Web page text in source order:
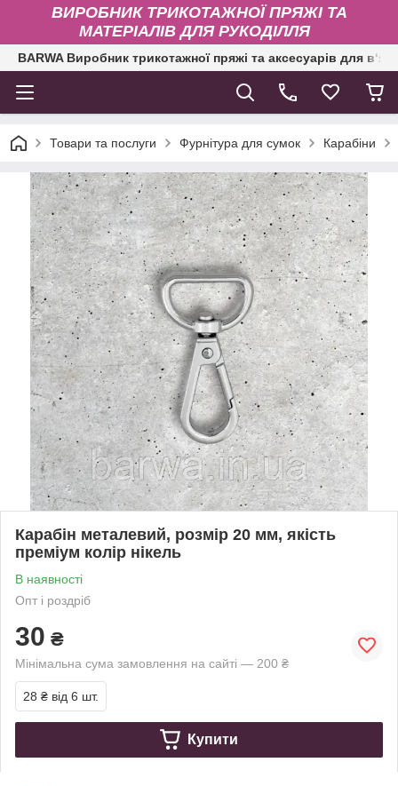
ВИРОБНИК ТРИКОТАЖНОЇ ПРЯЖІ ТА
МАТЕРІАЛІВ ДЛЯ РУКОДІЛЛЯ
BARWA Виробник трикотажної пряжі та аксесуарів для
Товари та послуги Фурнітура для сумок Карабіни
Карабін металевий, розмір 20 мм, якість
преміум колір нікель
В наявності
Опт і роздріб
30 ₴
Мінімальна сума замовлення на сайті — 200 ₴
28 ₴ від 6 шт.
Купити